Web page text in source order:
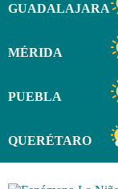
GUADALAJARA
MÉRIDA
PUEBLA
QUERÉTARO